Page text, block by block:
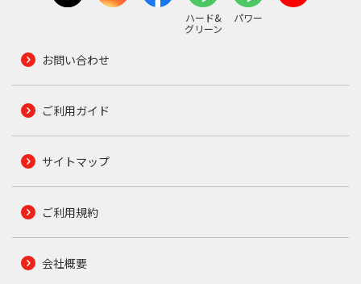
ハード&
グリーン
パワー
お問い合わせ
ご利用ガイド
サイトマップ
ご利用規約
会社概要